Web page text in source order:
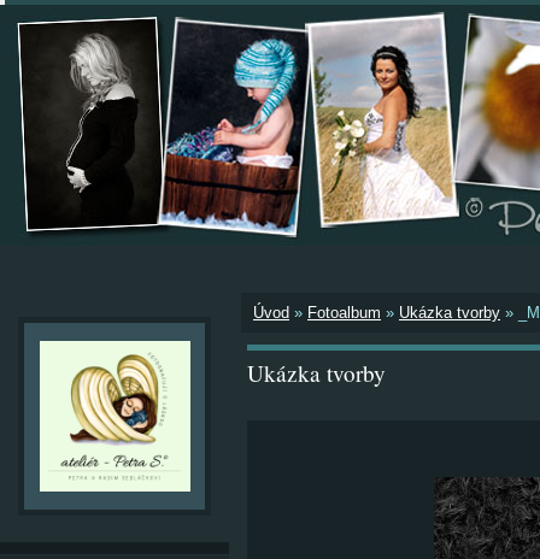
Úvod » Fotoalbum » Ukázka tvorby »
Ukázka tvorby